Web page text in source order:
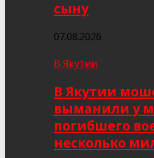
сыну
07.08.2026
В Якутии
В Якутии
выманили у
погибшего
несколько